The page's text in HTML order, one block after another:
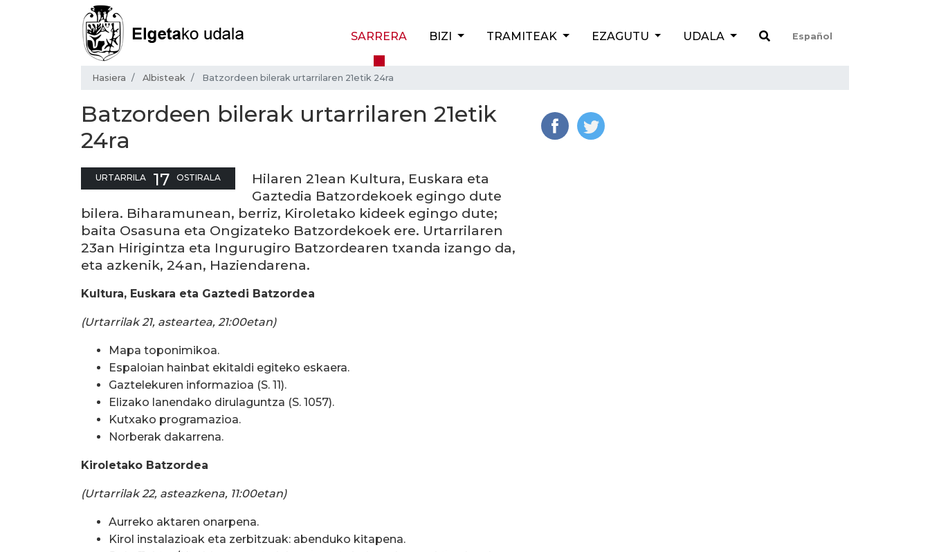
SARRERA BIZI TRAMITEAK EZAGUTU UDALA Español
Hasiera Albisteak Batzordeen bilerak urtarrilaren 21etik 24ra
Batzordeen bilerak urtarrilaren 21etik
24ra
URTARRILA 17 OSTIRALA
Hilaren 21ean Kultura, Euskara eta
Gaztedia Batzordekoek egingo dute
bilera. Biharamunean, berriz, Kiroletako kideek egingo dute;
baita Osasuna eta Ongizateko Batzordekoek ere. Urtarrilaren
23an Hirigintza eta Ingurugiro Batzordearen txanda izango da,
eta azkenik, 24an, Haziendarena.
Kultura, Euskara eta Gaztedi Batzordea
(Urtarrilak 21, asteartea, 21:00etan)
Mapa toponimikoa.
Espaloian hainbat ekitaldi egiteko eskaera.
Gaztelekuren informazioa (S. 11).
Elizako lanendako dirulaguntza (S. 1057).
Kutxako programazioa.
Norberak dakarrena.
Kiroletako Batzordea
(Urtarrilak 22, asteazkena, 11:00etan)
Aurreko aktaren onarpena.
Kirol instalazioak eta zerbitzuak: abenduko kitapena.